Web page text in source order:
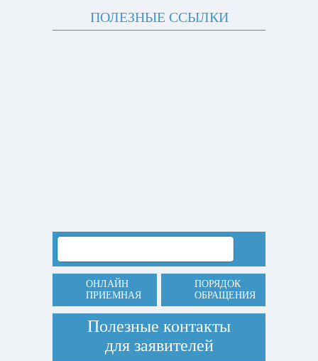
ПОЛЕЗНЫЕ ССЫЛКИ
ОНЛАЙН
ПРИЕМНАЯ
ПОРЯДОК
ОБРАЩЕНИЯ
Полезные контакты
для заявителей